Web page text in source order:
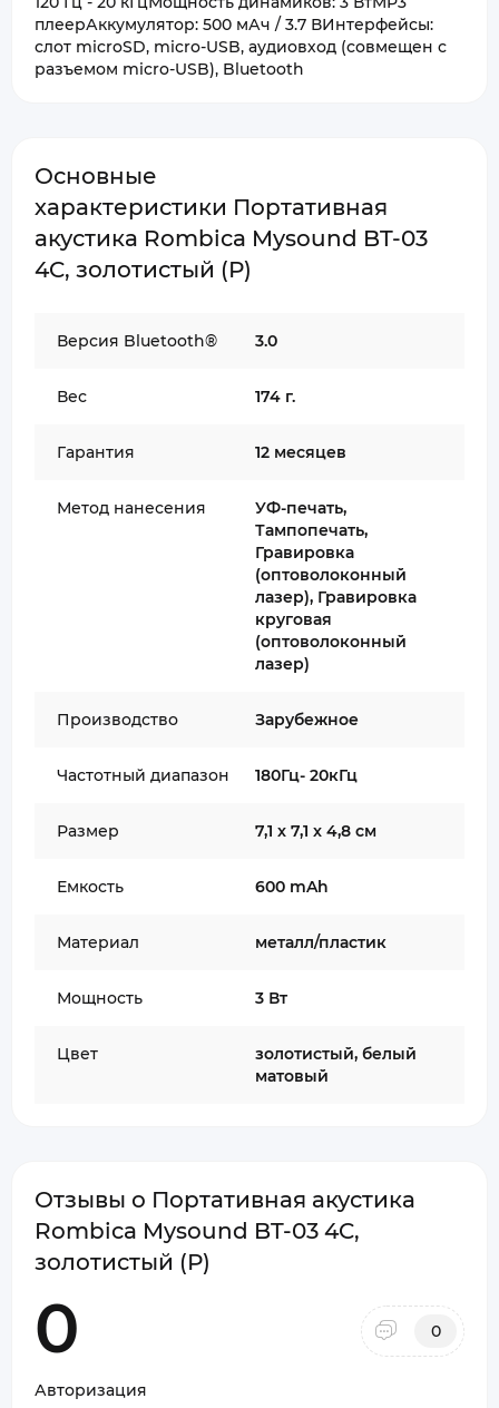
плеерАккумулятор: 500 мАч / 3.7 ВИнтерфейсы:
слот microSD, micro-USB, аудиовход (совмещен с
разъемом micro-USB), Bluetooth
Основные
характеристики Портативная
акустика Rombica Mysound BT-03
4C, золотистый (Р)
Версия Bluetooth® 3.0
Вес 174 г.
Гарантия 12 месяцев
Метод нанесения
УФ-печать,
Тампопечать,
Гравировка
(оптоволоконный
лазер), Гравировка
круговая
(оптоволоконный
лазер)
Производство Зарубежное
Частотный диапазон 180Гц- 20кГц
Размер 7,1 x 7,1 x 4,8 см
Емкость 600 mAh
Материал металл/пластик
Мощность 3 Вт
Цвет
золотистый, белый
матовый
Отзывы о Портативная акустика
Rombica Mysound BT-03 4C,
золотистый (Р)
0 0
Авторизация